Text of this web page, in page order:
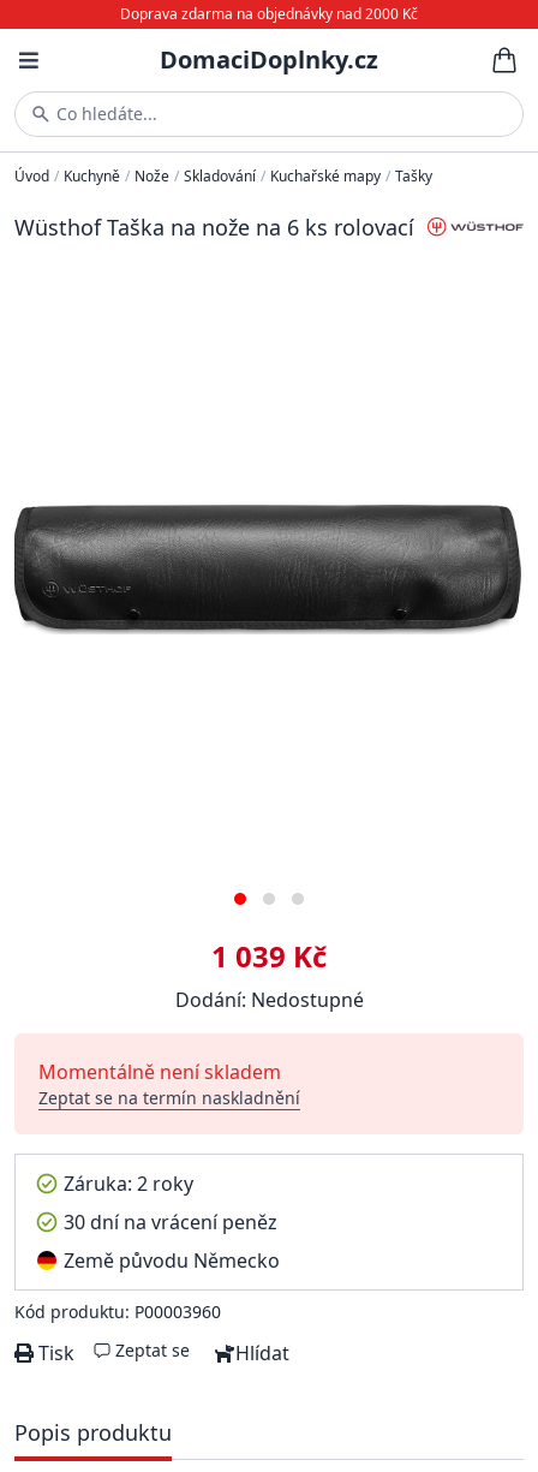
Doprava zdarma na objednávky nad 2000 Kč
DomaciDoplnky.cz
Co hledáte...
Úvod / Kuchyně / Nože / Skladování / Kuchařské mapy / Tašky
Wüsthof Taška na nože na 6 ks rolovací
1 039 Kč
Dodání: Nedostupné
Momentálně není skladem
Zeptat se na termín naskladnění
Záruka: 2 roky
30 dní na vrácení peněz
Země původu Německo
Kód produktu: P00003960
Tisk Zeptat se Hlídat
Popis produktu